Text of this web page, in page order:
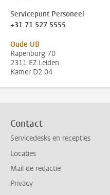
Servicepunt Personeel
+31 71 527 5555
Oude UB
Rapenburg 70
2311 EZ Leiden
Kamer D2.04
Contact
Servicedesks en recepties
Locaties
Mail de redactie
Privacy